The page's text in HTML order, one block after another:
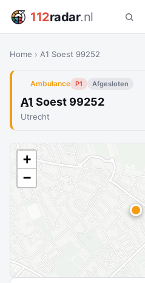
112radar.nl
Home › A1 Soest 99252
Ambulance P1 Afgesloten
A1 Soest 99252
Utrecht
+
−